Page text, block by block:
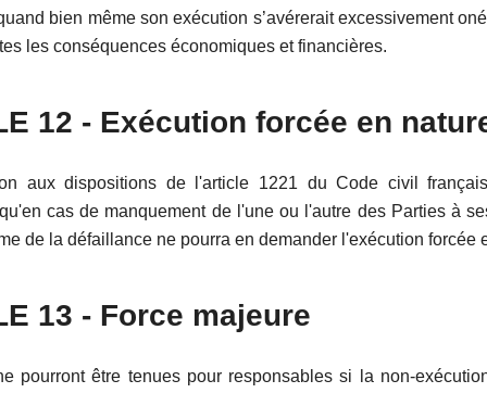
bien même son exécution s’avérerait excessivement
les conséquences économiques et financières.
12 - Exécution forcée en
aux dispositions de l'article 1221 du Code civil
cas de manquement de l'une ou l'autre des Parties à
de la défaillance ne pourra en demander l'exécution forcée
13 - Force majeure
pourront être tenues pour responsables si la non-